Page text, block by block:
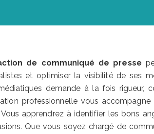
de communiqué de presse
et optimiser la visibilité de ses
demande à la fois rigueur,
professionnelle vous
Vous apprendrez à identifier les bons
Que vous soyez chargé de